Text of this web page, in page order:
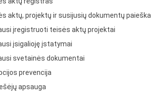
aktų, projektų ir susijusių dokumentų paieška
įregistruoti teisės aktų projektai
įsigalioję įstatymai
svetainės dokumentai
prevencija
apsauga